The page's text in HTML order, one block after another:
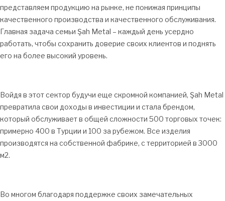
представляем продукцию на рынке, не понижая принципы
качественного производства и качественного обслуживания.
Главная задача семьи Şah Metal – каждый день усердно
работать, чтобы сохранить доверие своих клиентов и поднять
его на более высокий уровень.
Войдя в этот сектор будучи еще скромной компанией, Şah Metal
превратила свои доходы в инвестиции и стала брендом,
который обслуживает в общей сложности 500 торговых точек:
примерно 400 в Турции и 100 за рубежом. Все изделия
производятся на собственной фабрике, с территорией в 3000
м2.
Во многом благодаря поддержке своих замечательных